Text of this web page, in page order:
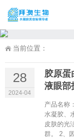
当前位置：
28
2024-04
胶原蛋
液眼部
产品名称
水凝胶、
皮肤的光
群。 2、